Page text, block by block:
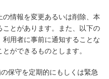
の情報を変更あるいは削除、本
とがあります。また、以下の
用者に事前に通知することな
ができるものとします。
保守を定期的にもしくは緊急